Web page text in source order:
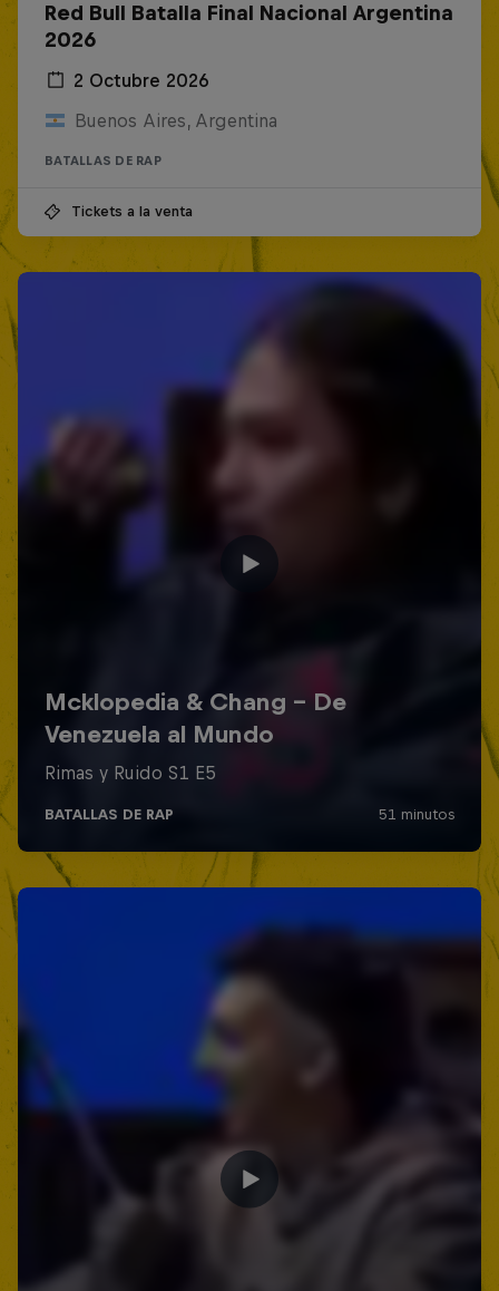
Red Bull Batalla Final Nacional Argentina
2026
2 Octubre 2026
Buenos Aires, Argentina
BATALLAS DE RAP
Tickets a la venta